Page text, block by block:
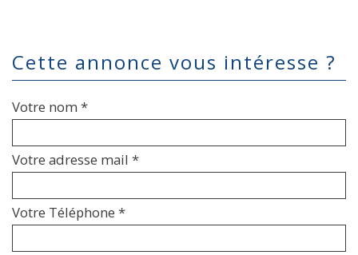
cette annonce vous intéresse ?
Votre nom *
Votre adresse mail *
Votre Téléphone *